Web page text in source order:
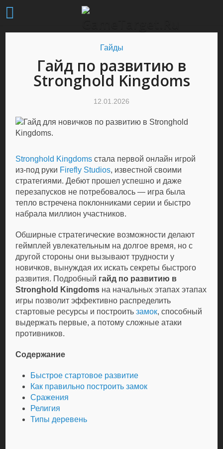
Гайды
Гайд по развитию в
Stronghold Kingdoms
12.01.2026
Stronghold Kingdoms стала первой онлайн игрой
из-под руки Firefly Studios, известной своими
стратегиями. Дебют прошел успешно и даже
перезапусков не потребовалось — игра была
тепло встречена поклонниками серии и быстро
набрала миллион участников.
Обширные стратегические возможности делают
геймплей увлекательным на долгое время, но с
другой стороны они вызывают трудности у
новичков, вынуждая их искать секреты быстрого
развития. Подробный гайд по развитию в
Stronghold Kingdoms на начальных этапах этапах
игры позволит эффективно распределить
стартовые ресурсы и построитьзамок, способный
выдержать первые, а потому сложные атаки
противников.
Содержание
Быстрое стартовое развитие
Как правильно построить замок
Сражения
Религия
Типы деревень